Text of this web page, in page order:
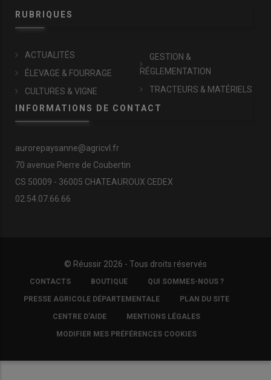
RUBRIQUES
ACTUALITÉS
ÉLEVAGE & FOURRAGE
CULTURES & VIGNE
GESTION &
RÉGLEMENTATION
TRACTEURS & MATÉRIELS
INFORMATIONS DE CONTACT
aurorepaysanne@agricvl.fr
70 avenue Pierre de Coubertin
CS 50009 - 36005 CHATEAUROUX CEDEX
02.54.07.66.66
© Réussir 2026 - Tous droits réservés
FOOTER
COPYRIGHT
CONTACTS BOUTIQUE QUI SOMMES-NOUS ?
PRESSE AGRICOLE DÉPARTEMENTALE PLAN DU SITE
CENTRE D'AIDE MENTIONS LÉGALES
MODIFIER MES PRÉFÉRENCES COOKIES